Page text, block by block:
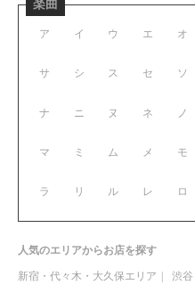
楽曲
ア イ ウ エ オ
サ シ ス セ ソ
ナ ニ ヌ ネ ノ
マ ミ ム メ モ
ラ リ ル レ ロ
人気のエリアからお店を探す
新宿・代々木・大久保エリア 渋